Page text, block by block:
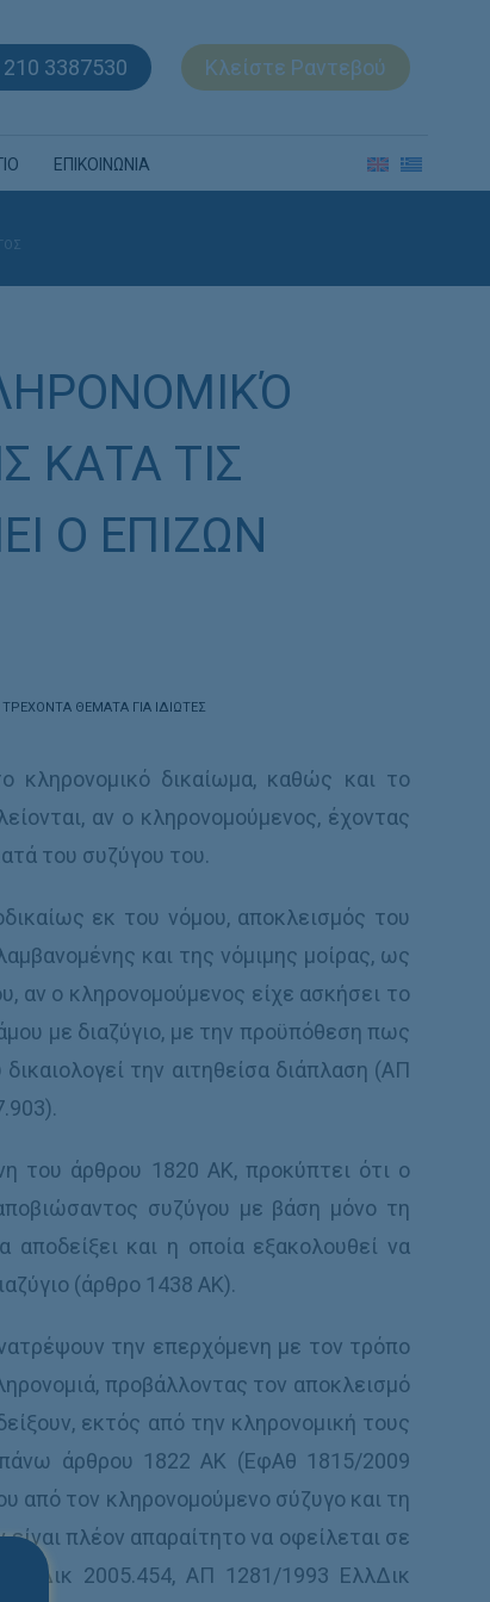
3387530 Κλείστε Ραντεβού
ΕΠΙΚΟΙΝΩΝΙΑ
ΚΑΤΑ ΤΙΣ
Ο ΕΠΙΖΩΝ
ΤΡΕΧΟΝΤΑ ΘΕΜΑΤΑ ΓΙΑ ΙΔΙΩΤΕΣ
δικαίωμα, καθώς και το
αν ο κληρονομούμενος, έχοντας
του συζύγου του.
εκ του νόμου, αποκλεισμός του
και της νόμιμης μοίρας, ως
αν ο κληρονομούμενος είχε ασκήσει το
με διαζύγιο, με την προϋπόθεση πως
την αιτηθείσα διάπλαση (ΑΠ
του άρθρου 1820 ΑΚ, προκύπτει ότι ο
συζύγου με βάση μόνο τη
αποδείξει και η οποία εξακολουθεί να
(άρθρο 1438 ΑΚ).
την επερχόμενη με τον τρόπο
προβάλλοντας τον αποκλεισμό
εκτός από την κληρονομική τους
άρθρου 1822 ΑΚ (ΕφΑθ 1815/2009
από τον κληρονομούμενο σύζυγο και τη
πλέον απαραίτητο να οφείλεται σε
2005.454, ΑΠ 1281/1993 ΕλλΔικ